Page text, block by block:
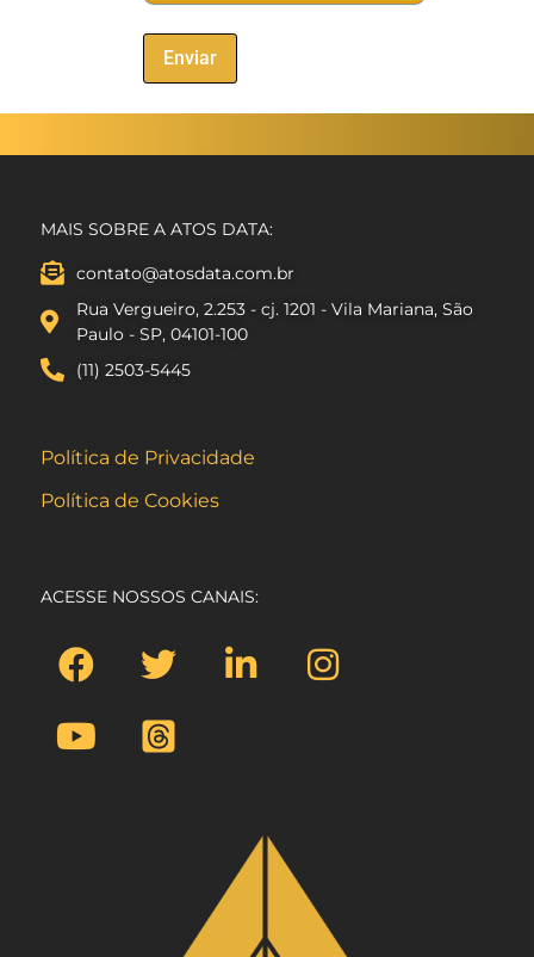
MAIS SOBRE A ATOS DATA:
contato@atosdata.com.br
Rua Vergueiro, 2.253 - cj. 1201 - Vila Mariana, São
Paulo - SP, 04101-100
(11) 2503-5445
Política de Privacidade
Política de Cookies
ACESSE NOSSOS CANAIS: